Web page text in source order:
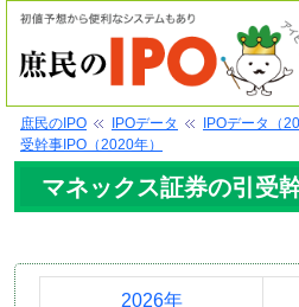
庶民のIPO IPOデータ IPOデータ（
受幹事IPO（2020年）
マネックス証券の引受
2026年